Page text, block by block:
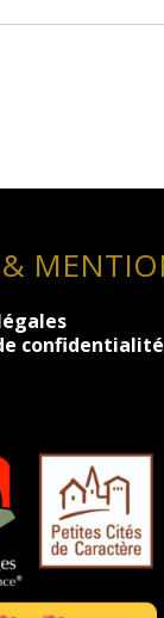
confidentialité